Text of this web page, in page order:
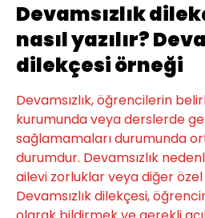
Devamsızlık
nasıl yazılır?
dilekçesi örneği
Devamsızlık, öğrencilerin
kurumunda veya derslerde
sağlamamaları durumunda
durumdur. Devamsızlık
ailevi zorluklar veya diğer
Devamsızlık dilekçesi,